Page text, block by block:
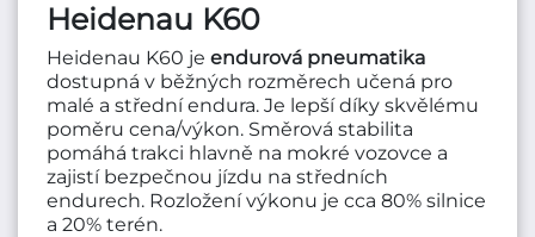
Heidenau K60
Heidenau K60 je endurová pneumatika
dostupná v běžných rozměrech učená pro
malé a střední endura. Je lepší díky skvělému
poměru cena/výkon. Směrová stabilita
pomáhá trakci hlavně na mokré vozovce a
zajistí bezpečnou jízdu na středních
endurech. Rozložení výkonu je cca 80% silnice
a 20% terén.